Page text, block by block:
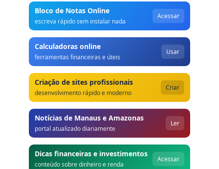
Bloco de Notas Online
escreva rápido sem instalar nada
Acessar
Calculadoras online
ferramentas financeiras e úteis
Usar
Criação de sites profissionais
desenvolvimento rápido e moderno
Criar
Notícias de Manaus e Amazonas
portal atualizado diariamente
Ler
Dicas financeiras e investimentos
conteúdo sobre dinheiro e renda
Acessar